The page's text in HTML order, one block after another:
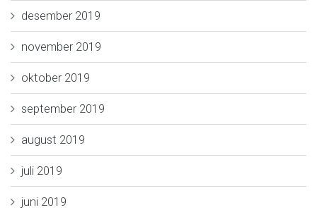
desember 2019
november 2019
oktober 2019
september 2019
august 2019
juli 2019
juni 2019